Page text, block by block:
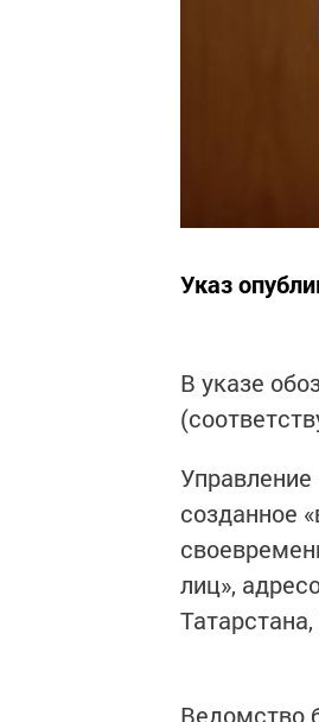
Указ
В указе
созданное
лиц»,
Ведомство